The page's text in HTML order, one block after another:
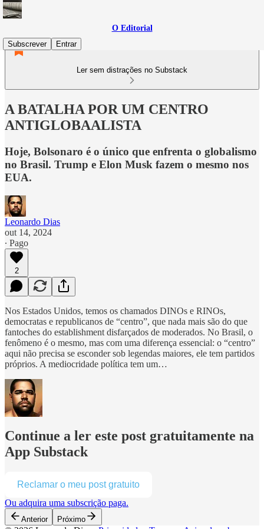
O Editorial
Subscrever
Entrar
Ler sem distrações no Substack
A BATALHA POR UM CENTRO
ANTIGLOBAALISTA
Hoje, Bolsonaro é o único que enfrenta o globalismo
no Brasil. Trump e Elon Musk fazem o mesmo nos
EUA.
Leonardo Dias
out 14, 2024
∙ Pago
2
Nos Estados Unidos, temos os chamados DINOs e RINOs,
democratas e republicanos de “centro”, que nada mais são do que
fantoches do establishment disfarçados de moderados. No Brasil, o
fenômeno é o mesmo, mas com uma diferença essencial: o “centro”
aqui não precisa se esconder sob legendas maiores, ele tem partidos
próprios. A mediocridade política tem um…
Continue a ler este post gratuitamente na
App Substack
Reclamar o meu post gratuito
Ou adquira uma subscrição paga.
Anterior Próximo